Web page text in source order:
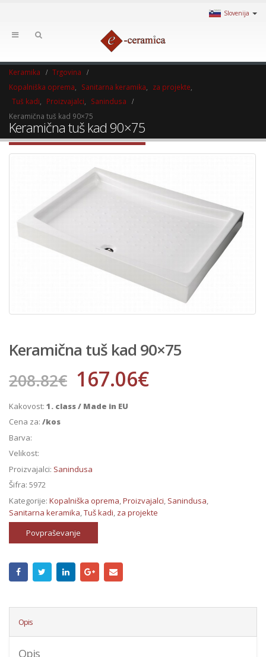
Slovenija
Keramika
Trgovina
Kopalniška oprema
Sanitarna keramika za projekte
Tuš kadi
Proizvajalci
Sanindusa
Keramična tuš kad 90×75
Keramična tuš kad 90×75
Keramična tuš kad 90×75
208.82€ 167.06€
Kakovost: 1. class / Made in EU
Cena za: /kos
Barva:
Velikost:
Proizvajalci: Sanindusa
Šifra: 5972
Kategorije: Kopalniška oprema,Proizvajalci, Sanindusa,
Sanitarna keramika,Tuš kadi, za projekte
Povpraševanje
Opis
Opis